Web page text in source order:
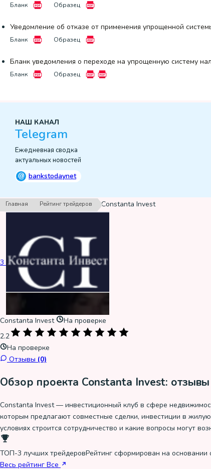
Бланк Образец
Уведомление об отказе от применения упрощенной
Бланк Образец
Бланк уведомления о переходе на упрощенную систему
Бланк Образец
НАШ КАНАЛ
Telegram
Ежедневная сводка
актуальных новостей
@ bankstodaynet
Главная Рейтинг трейдеров ›Constanta Invest
3
Constanta Invest
На проверке
2.2
На проверке
Отзывы (0)
Обзор проекта Constanta Invest: отзывы
Constanta Invest — инвестиционный клуб в сфере
которым предлагают совместные сделки, инвестиции в
условиях строится сотрудничество и какие вопросы могут
ТОП-3 лучших трейдеровРейтинг сформирован на основании
Весь рейтинг Все